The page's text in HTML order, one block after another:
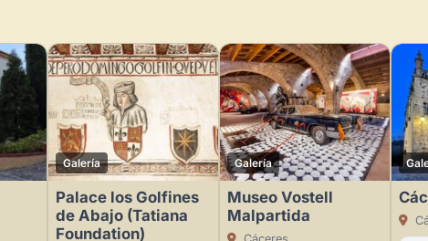
Galería
Palace los Golfines
de Abajo (Tatiana
Foundation)
Galería
Museo Vostell
Malpartida